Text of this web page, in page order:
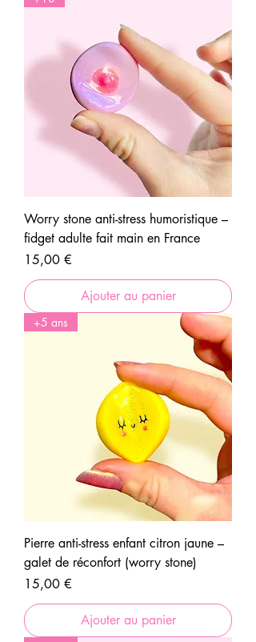
Worry stone anti-stress humoristique –
fidget adulte fait main en France
Prix
15,00 €
Ajouter au panier
+5 ans
Pierre anti-stress enfant citron jaune –
galet de réconfort (worry stone)
Prix
15,00 €
Ajouter au panier